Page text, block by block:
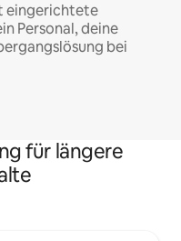
eingerichtete
Personal, deine
bei
für längere